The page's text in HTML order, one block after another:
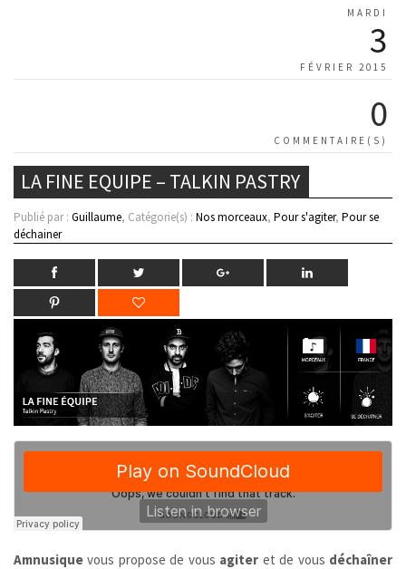
MARDI
3
FÉVRIER 2015
0
COMMENTAIRE(S)
LA FINE EQUIPE – TALKIN PASTRY
Publié par : Guillaume, Catégorie(s) : Nos morceaux, Pour s'agiter, Pour se
déchainer
Amnusique vous propose de vous agiter et de vous déchaîner